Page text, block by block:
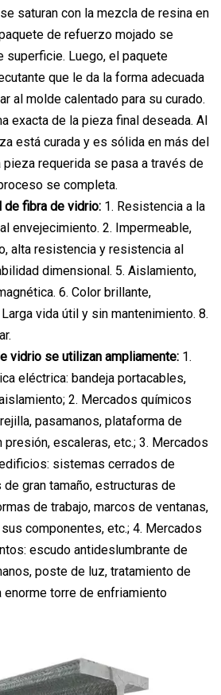
saturan con la mezcla de resina en
de refuerzo mojado se
superficie. Luego, el paquete
que le da la forma adecuada
al molde calentado para su curado.
exacta de la pieza final deseada. Al
está curada y es sólida en más del
pieza requerida se pasa a través de
se completa.
fibra de vidrio: 1. Resistencia a la
envejecimiento. 2. Impermeable,
alta resistencia y resistencia al
dimensional. 5. Aislamiento,
6. Color brillante,
vida útil y sin mantenimiento. 8.
vidrio se utilizan ampliamente: 1.
eléctrica: bandeja portacables,
2. Mercados químicos
pasamanos, plataforma de
presión, escaleras, etc.; 3. Mercados
sistemas cerrados de
gran tamaño, estructuras de
de trabajo, marcos de ventanas,
componentes, etc.; 4. Mercados
escudo antideslumbrante de
poste de luz, tratamiento de
enorme torre de enfriamiento